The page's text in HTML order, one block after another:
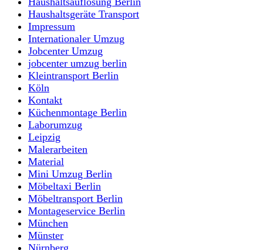
Haushaltsgeräte Transport
Impressum
Internationaler Umzug
Jobcenter Umzug
jobcenter umzug berlin
Kleintransport Berlin
Köln
Kontakt
Küchenmontage Berlin
Laborumzug
Leipzig
Malerarbeiten
Material
Mini Umzug Berlin
Möbeltaxi Berlin
Möbeltransport Berlin
Montageservice Berlin
München
Münster